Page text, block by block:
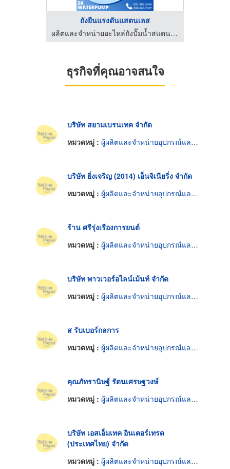
ถังยืนแรงดันแสตนเลส
ผลิตและจำหน่ายอะไหล่ถังปั๊มน้ำสแตนเลส
ธุรกิจที่คุณอาจสนใจ
บริษัท สยามเบรนเทค จำกัด
หมวดหมู่ : ผู้ผลิตและจำหน่ายอุปกรณ์และอะไหล่ปั๊ม
บริษัท ยิ่งเจริญ (2014) เอ็นจิเนียริ่ง จำกัด
หมวดหมู่ : ผู้ผลิตและจำหน่ายอุปกรณ์และอะไหล่ปั๊ม
ร้าน ศรีรุ่งเรืองการยนต์
หมวดหมู่ : ผู้ผลิตและจำหน่ายอุปกรณ์และอะไหล่ปั๊ม
บริษัท พาวเวอร์อไลน์เม้นท์ จำกัด
หมวดหมู่ : ผู้ผลิตและจำหน่ายอุปกรณ์และอะไหล่ปั๊ม
ส รับเบอร์กลการ
หมวดหมู่ : ผู้ผลิตและจำหน่ายอุปกรณ์และอะไหล่ปั๊ม
คุณภัทรานิษฐ์ รัตนเศรษฐวงษ์
หมวดหมู่ : ผู้ผลิตและจำหน่ายอุปกรณ์และอะไหล่ปั๊ม
บริษัท เอสเอ็มเทค อินเตอร์เทรด
(ประเทศไทย) จำกัด
หมวดหมู่ : ผู้ผลิตและจำหน่ายอุปกรณ์และอะไหล่ปั๊ม